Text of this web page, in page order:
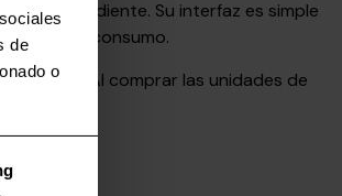
de
o
independiente. Su interfaz es simple
de consumo.
Al comprar las unidades de